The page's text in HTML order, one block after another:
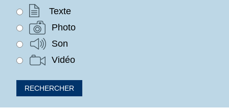
Texte
Photo
Son
Vidéo